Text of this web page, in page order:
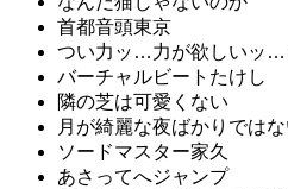
首都音頭東京
つい力ッ…力が欲しいッ…
バーチャルビートたけし
隣の芝は可愛くない
月が綺麗な夜ばかりでは
ソードマスター家久
あさってへジャンプ